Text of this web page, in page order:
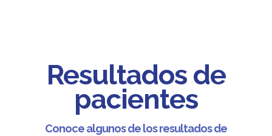
Resultados de
pacientes
Conoce algunos de los resultados de